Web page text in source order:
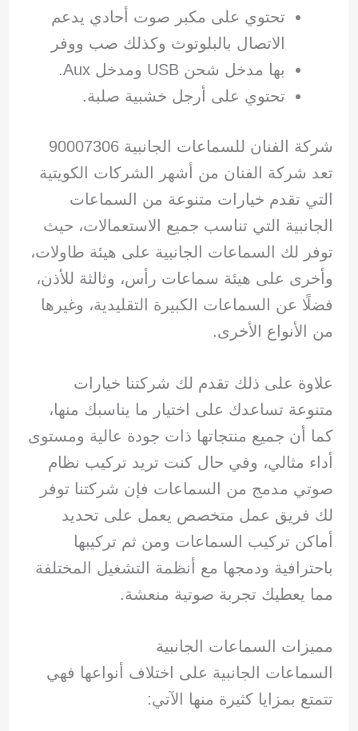
تحتوي على مكبر صوت أحادي يدعم
الاتصال بالبلوتوث وكذلك صب ووفر
بها مدخل شحن USB ومدخل Aux.
تحتوي على أرجل خشبية صلبة.
شركة الفنان للسماعات الجانبية 90007306
تعد شركة الفنان من أشهر الشركات الكويتية
التي تقدم خيارات متنوعة من السماعات
الجانبية التي تناسب جميع الاستعمالات، حيث
توفر لك السماعات الجانبية على هيئة طاولات،
وأخرى على هيئة سماعات رأس، وثالثة للأذن،
فضلًا عن السماعات الكبيرة التقليدية، وغيرها
من الأنواع الأخرى.
علاوة على ذلك تقدم لك شركتنا خيارات
متنوعة تساعدك على اختيار ما يناسبك منها،
كما أن جميع منتجاتها ذات جودة عالية ومستوى
أداء مثالي، وفي حال كنت تريد تركيب نظام
صوتي مدمج من السماعات فإن شركتنا توفر
لك فريق عمل متخصص يعمل على تحديد
أماكن تركيب السماعات ومن ثم تركيبها
باحترافية ودمجها مع أنظمة التشغيل المختلفة
مما يعطيك تجربة صوتية منعشة.
مميزات السماعات الجانبية
السماعات الجانبية على اختلاف أنواعها فهي
تتمتع بمزايا كثيرة منها الآتي: